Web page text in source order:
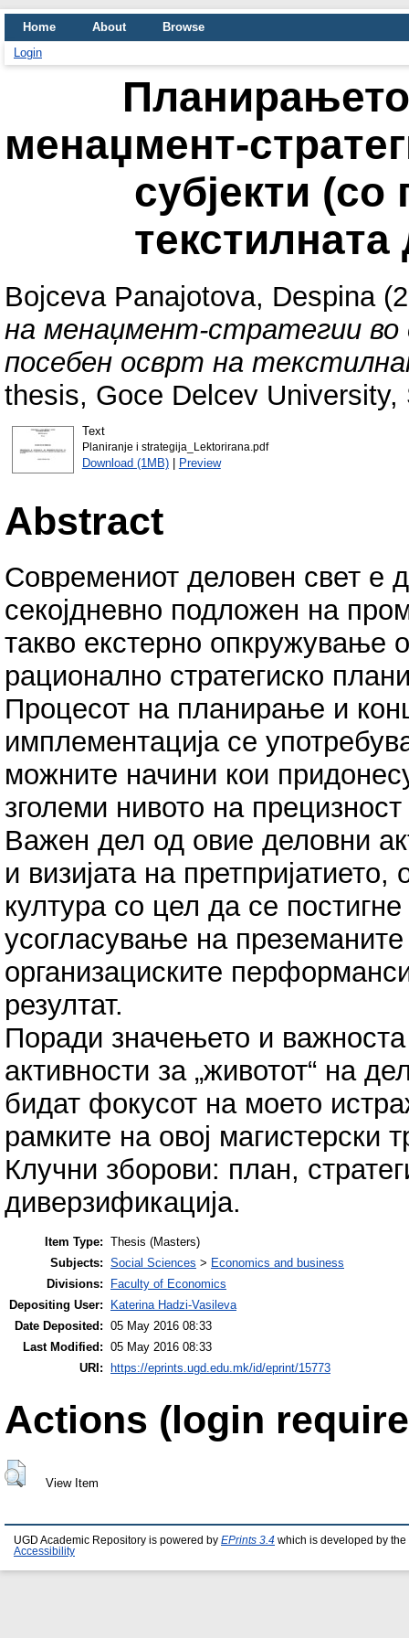
Home About
Browse
Login
менаџмент-
субјекти
Bojceva Panajotova, Despina
на менаџмент-стратегии во
посебен осврт на
thesis, Goce Delcev University,
Text
Planiranje i strategija_Lektorirana.pdf
Download (1MB)| Preview
Abstract
Современиот деловен свет е
секојдневно подложен на
такво екстерно опкружување
рационално стратегиско
Процесот на планирање и
имплементација се
можните начини кои
зголеми нивото на
Важен дел од овие деловни
и визијата на
култура со цел да се
усогласување на
организациските
резултат.
Поради значењето и важноста
активности за „животот“ на
бидат фокусот на моето
рамките на овој магистерски
Клучни зборови: план,
диверзификација.
Item Type: Thesis (Masters)
Subjects: Social Sciences > Economics and business
Divisions:
Faculty of Economics
Depositing User:
Katerina Hadzi-Vasileva
Date Deposited: 05 May 2016 08:33
Last Modified: 05 May 2016 08:33
URI:
https://eprints.ugd.edu.mk/id/eprint/15773
Actions (login
View Item
UGD Academic Repository is powered by EPrints 3.4 which is developed by the
Accessibility